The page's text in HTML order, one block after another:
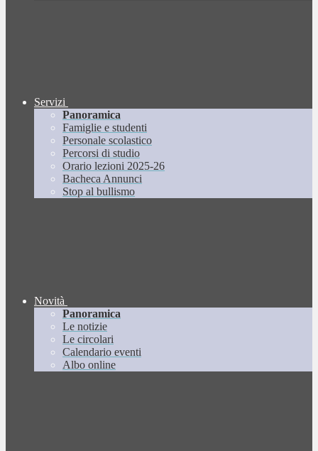
Servizi
Panoramica
Famiglie e studenti
Personale scolastico
Percorsi di studio
Orario lezioni 2025-26
Bacheca Annunci
Stop al bullismo
Novità
Panoramica
Le notizie
Le circolari
Calendario eventi
Albo online